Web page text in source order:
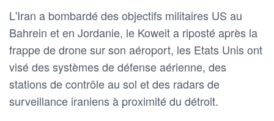
L'Iran a bombardé des objectifs militaires US au
Bahrein et en Jordanie, le Koweit a riposté après la
frappe de drone sur son aéroport, les Etats Unis ont
visé des systèmes de défense aérienne, des
stations de contrôle au sol et des radars de
surveillance iraniens à proximité du détroit.